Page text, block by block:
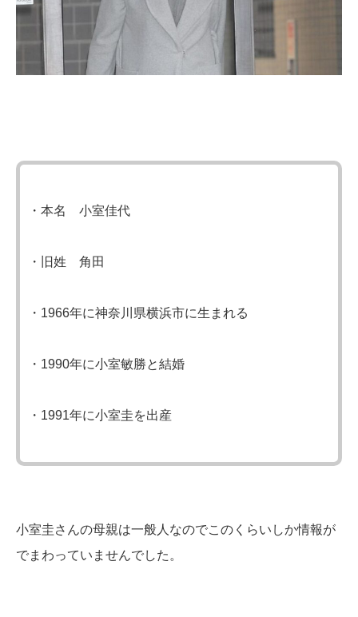
・本名 小室佳代
・旧姓 角田
・1966年に神奈川県横浜市に生まれる
・1990年に小室敏勝と結婚
・1991年に小室圭を出産
小室圭さんの母親は一般人なのでこのくらいしか情報が
でまわっていませんでした。